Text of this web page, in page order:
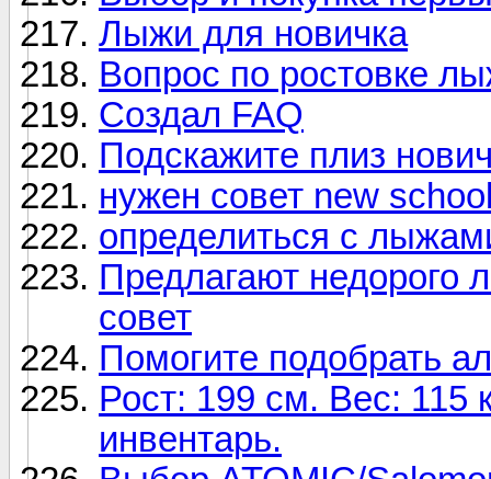
Лыжи для новичка
Вопрос по ростовке
Создал FAQ
Подскажите плиз
нужен совет new
определиться с
Предлагают недорого
совет
Помогите подобрать
Рост: 199 см. Вес: 115
инвентарь.